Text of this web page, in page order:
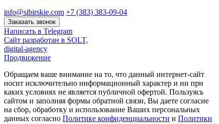
info@sibirskie.com +7 (383) 383-09-04
Заказать звонок
Написать в Telegram
Сайт разработан в SOLT,
digital-agency
Продвижение
Обращаем ваше внимание на то, что данный интернет-сайт
носит исключительно информационный характер и ни при
каких условиях не является публичной офертой. Пользуясь
сайтом и заполняя формы обратной связи, Вы даете согласие
на сбор, обработку и использование Ваших персональных
данных согласно Политике конфиденциальности и Политики